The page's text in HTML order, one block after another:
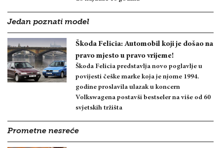
Jedan poznati model
Škoda Felicia: Automobil koji je došao na
pravo mjesto u pravo vrijeme!
Škoda Felicia predstavlja novo poglavlje u
povijesti češke marke koja je njome 1994.
godine proslavila ulazak u koncern
Volkswagena postavši bestseler na više od 60
svjetskih tržišta
Prometne nesreće